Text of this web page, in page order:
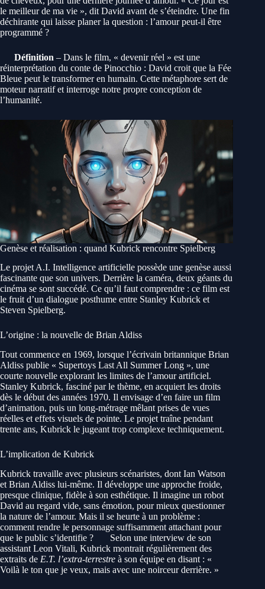
le meilleur de ma vie », dit David avant de s’éteindre. Une fin
déchirante qui laisse planer la question : l’amour peut-il être
programmé ?
Définition – Dans le film, « devenir réel » est une
réinterprétation du conte de Pinocchio : David croit que la Fée
Bleue peut le transformer en humain. Cette métaphore sert de
moteur narratif et interroge notre propre conception de
l’humanité.
Genèse et réalisation : quand Kubrick rencontre Spielberg
Le projet A.I. Intelligence artificielle possède une genèse aussi
fascinante que son univers. Derrière la caméra, deux géants du
cinéma se sont succédé. Ce qu’il faut comprendre : ce film est
le fruit d’un dialogue posthume entre Stanley Kubrick et
Steven Spielberg.
L’origine : la nouvelle de Brian Aldiss
Tout commence en 1969, lorsque l’écrivain britannique Brian
Aldiss publie « Supertoys Last All Summer Long », une
courte nouvelle explorant les limites de l’amour artificiel.
Stanley Kubrick, fasciné par le thème, en acquiert les droits
dès le début des années 1970. Il envisage d’en faire un film
d’animation, puis un long-métrage mêlant prises de vues
réelles et effets visuels de pointe. Le projet traîne pendant
trente ans, Kubrick le jugeant trop complexe techniquement.
L’implication de Kubrick
Kubrick travaille avec plusieurs scénaristes, dont Ian Watson
et Brian Aldiss lui-même. Il développe une approche froide,
presque clinique, fidèle à son esthétique. Il imagine un robot
David au regard vide, sans émotion, pour mieux questionner
la nature de l’amour. Mais il se heurte à un problème :
comment rendre le personnage suffisamment attachant pour
que le public s’identifie ?
Selon une interview de son
assistant Leon Vitali, Kubrick montrait régulièrement des
extraits de E.T. l’extra-terrestre à son équipe en disant : «
Voilà le ton que je veux, mais avec une noirceur derrière. »